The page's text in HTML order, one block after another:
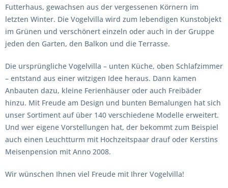
Futterhaus, gewachsen aus der vergessenen Körnern im
letzten Winter. Die Vogelvilla wird zum lebendigen Kunstobjekt
im Grünen und verschönert einzeln oder auch in der Gruppe
jeden den Garten, den Balkon und die Terrasse.
Die ursprüngliche Vogelvilla – unten Küche, oben Schlafzimmer
– entstand aus einer witzigen Idee heraus. Dann kamen
Anbauten dazu, kleine Ferienhäuser oder auch Freibäder
hinzu. Mit Freude am Design und bunten Bemalungen hat sich
unser Sortiment auf über 140 verschiedene Modelle erweitert.
Und wer eigene Vorstellungen hat, der bekommt zum Beispiel
auch einen Leuchtturm mit Hochzeitspaar drauf oder Kerstins
Meisenpension mit Anno 2008.
Wir wünschen Ihnen viel Freude mit Ihrer Vogelvilla!